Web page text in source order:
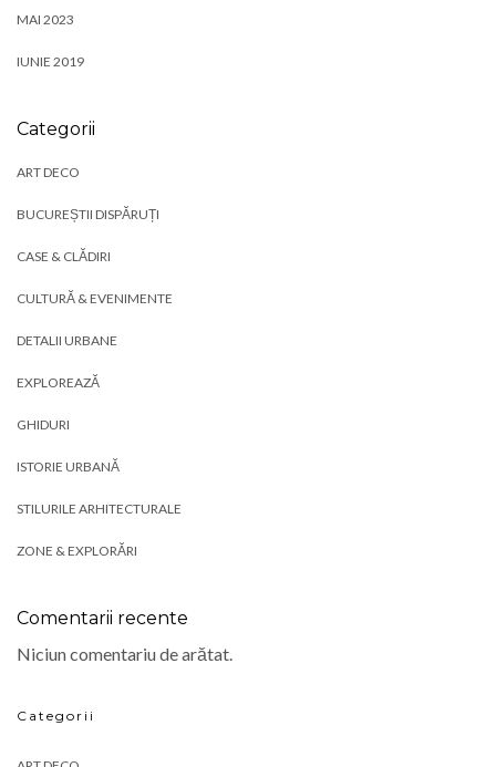
MAI 2023
IUNIE 2019
Categorii
ART DECO
BUCUREȘTII DISPĂRUȚI
CASE & CLĂDIRI
CULTURĂ & EVENIMENTE
DETALII URBANE
EXPLOREAZĂ
GHIDURI
ISTORIE URBANĂ
STILURILE ARHITECTURALE
ZONE & EXPLORĂRI
Comentarii recente
Niciun comentariu de arătat.
Categorii